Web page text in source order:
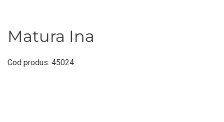
Matura Ina
Cod produs: 45024